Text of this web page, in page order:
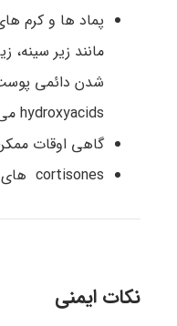
پماد ها و کرم
مانند زیر سینه،
hydroxyacids می تواند کمک به کاهش اثر جانبی این دارو کمک نماید.
گاهی اوقات
cortisones های ضعیف را می توان سالها در مناطق کوچکی به صورت دائمی استفاده نمود، بدون اینکه عوارض جانبی دائمی ایجاد شود.
نکات ایمنی